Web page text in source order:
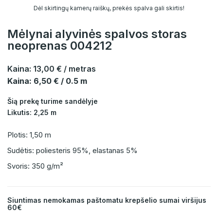
Dėl skirtingų kamerų raiškų, prekės spalva gali skirtis!
Mėlynai alyvinės spalvos storas
neoprenas 004212
Kaina: 13,00 € / metras
Kaina: 6,50 € / 0.5 m
Šią prekę turime sandėlyje
Likutis: 2,25 m
Plotis: 1,50 m
Sudėtis: poliesteris 95%, elastanas 5%
Svoris: 350 g/m²
Siuntimas nemokamas paštomatu krepšelio sumai viršijus
60€